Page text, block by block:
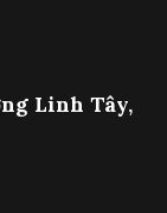
Linh Tây,